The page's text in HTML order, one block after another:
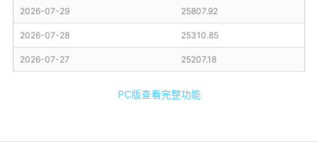
2026-07-29 25807.92
2026-07-28 25310.85
2026-07-27 25207.18
PC版查看完整功能